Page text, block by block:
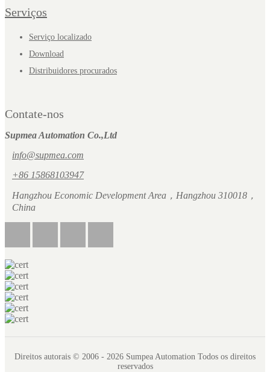
Serviços
Serviço localizado
Download
Distribuidores procurados
Contate-nos
Supmea Automation Co.,Ltd
info@supmea.com
+86 15868103947
Hangzhou Economic Development Area，Hangzhou 310018，
China
Direitos autorais © 2006 - 2026 Sumpea Automation Todos os direitos
reservados